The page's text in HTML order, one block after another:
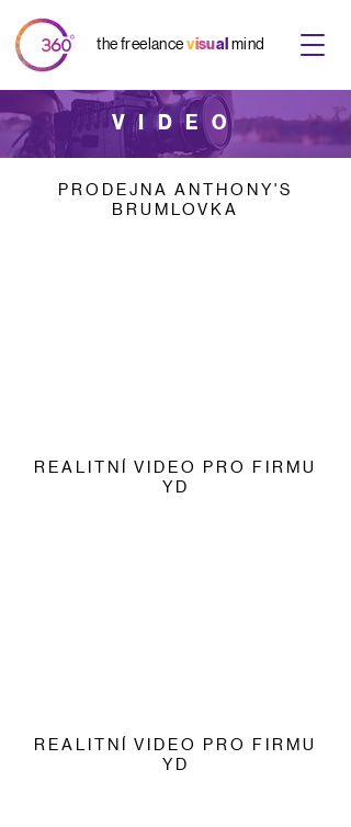
the freelancevisua mind
VIDEO
PRODEJNA ANTHONY'S
BRUMLOVKA
REALITNÍ VIDEO PRO FIRMU
YD
REALITNÍ VIDEO PRO FIRMU
YD